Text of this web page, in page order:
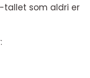
tallet som aldri er